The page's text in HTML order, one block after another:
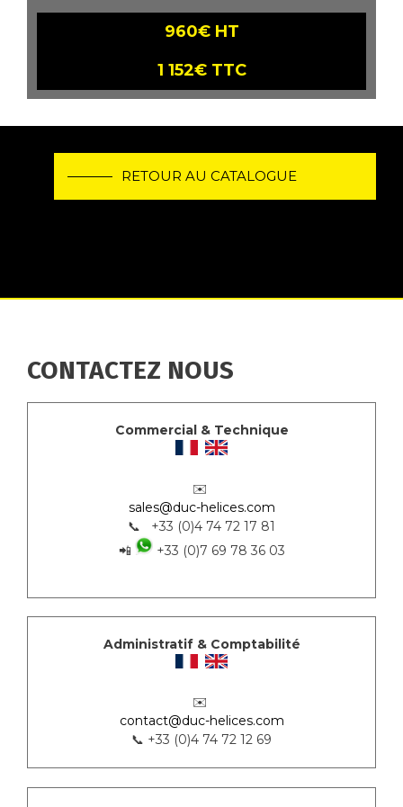
960€ HT
1 152€ TTC
RETOUR AU CATALOGUE
CONTACTEZ NOUS
Commercial & Technique
✉️
sales@duc-helices.com
📞 +33 (0)4 74 72 17 81
📲
+33 (0)7 69 78 36 03
Administratif & Comptabilité
✉️
contact@duc-helices.com
📞 +33 (0)4 74 72 12 69